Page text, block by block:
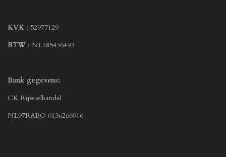
KVK : 52977129
BTW : NL185436493
Bank gegevens:
CK Rijwielhandel
NL97RABO 0136266916